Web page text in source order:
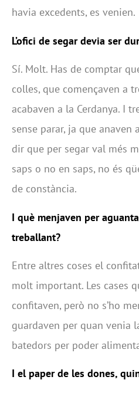
havia excedents, es venien.
L’ofici de segar devia ser
Sí. Molt. Has de comptar
colles, que començaven a
acabaven a la Cerdanya. I
sense parar, ja que anaven
dir que per segar val més
saps o no en saps, no és
de constància.
I què menjaven per
treballant?
Entre altres coses el
molt important. Les cases
confitaven, però no s’ho
guardaven per quan venia
batedors per poder
I el paper de les dones,